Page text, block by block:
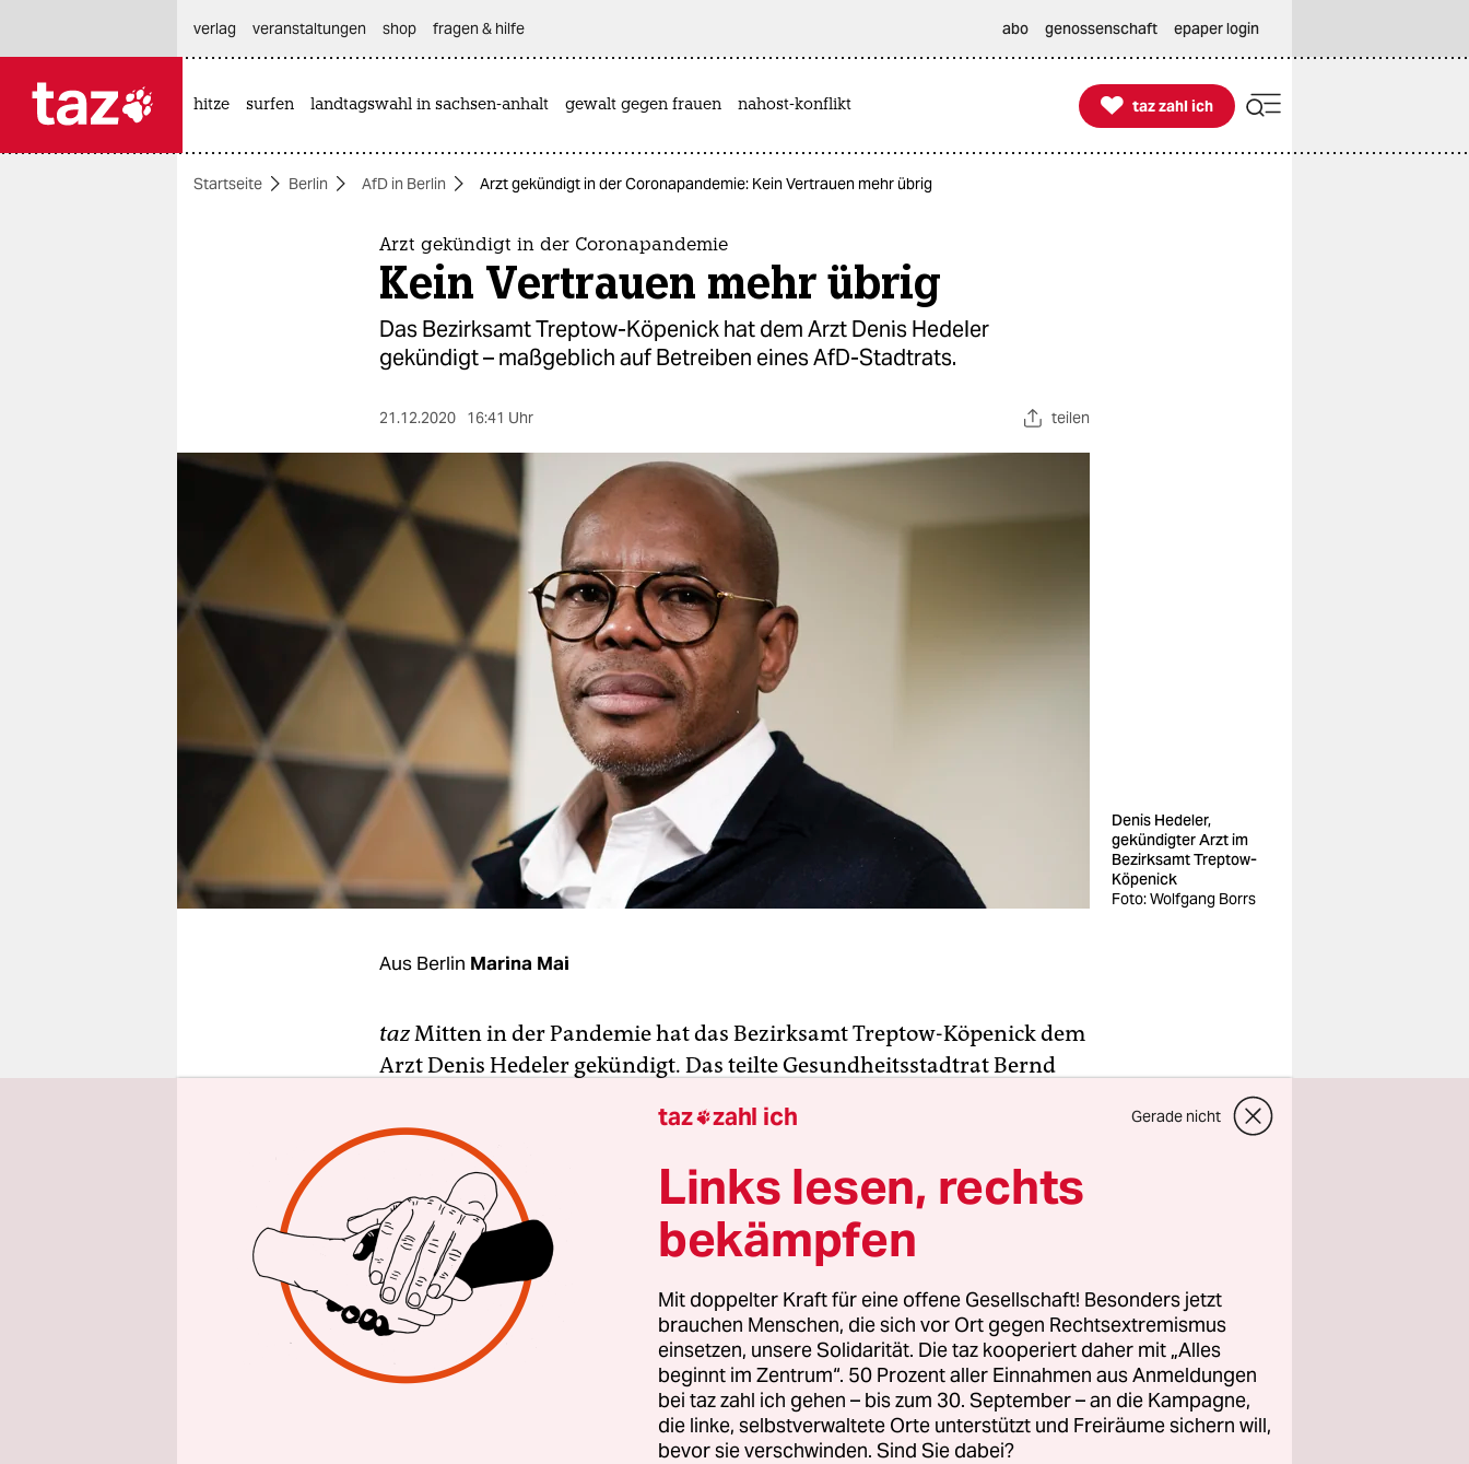
themen
nord
wahrheit
verlag
verlag
veranstaltungen
fragen & hilfe
unterstützen
abo
verlag
veranstaltungen shop fragen & hilfe abo genossenschaft epaper login
hitze surfen landtagswahl in sachsen-anhalt gewalt gegen frauen nahost-konflikt 
taz zahl ich
taz zahl ich
Startseite Berlin AfD in Berlin Arzt gekündigt in der Coronapandemie: Kein Vertrauen mehr übrig
Arzt gekündigt in der Coronapandemie
Kein Vertrauen mehr übrig
Das Bezirksamt Treptow-Köpenick hat dem Arzt Denis Hedeler
gekündigt – maßgeblich auf Betreiben eines AfD-Stadtrats.
21.12.2020 16:41 Uhr teilen
Denis Hedeler,
gekündigter Arzt im
Bezirksamt Treptow-
Köpenick
Foto: Wolfgang Borrs
Aus Berlin Marina Mai
tazMitten in der Pandemie hat das Bezirksamt Treptow-Köpenick dem
Arzt Denis Hedeler gekündigt. Das teilte Gesundheitsstadtrat Bernd
„ein notwendiger Akt“, weil das Vertrauensverhältnis „nachhaltig
zerstört“ war, heißt es dort.
Die öffentlichen Behauptungen Hedelers über seine
Nichtberücksichtigung bei der Vergabe des Amtsarztpostens seien
nachweisbar unwahr,
so der AfD-Politiker . „Durch diese öffentliche
Rufmordkampagne hat er nicht nur das Ansehen meiner Person und
meine Funktion als Bezirksstadtrat, sondern der gesamten Verwaltung
des Bezirksamtes schweren Schaden zugefügt.“
taz zahl ich Gerade nicht
Links lesen, rechts
bekämpfen
Mit doppelter Kraft für eine offene Gesellschaft! Besonders jetzt
brauchen Menschen, die sich vor Ort gegen Rechtsextremismus
einsetzen, unsere Solidarität. Die taz kooperiert daher mit „Alles
beginnt im Zentrum“. 50 Prozent aller Einnahmen aus Anmeldungen
bei taz zahl ich gehen – bis zum 30. September – an die Kampagne,
die linke, selbstverwaltete Orte unterstützt und Freiräume sichern will,
bevor sie verschwinden. Sind Sie dabei?